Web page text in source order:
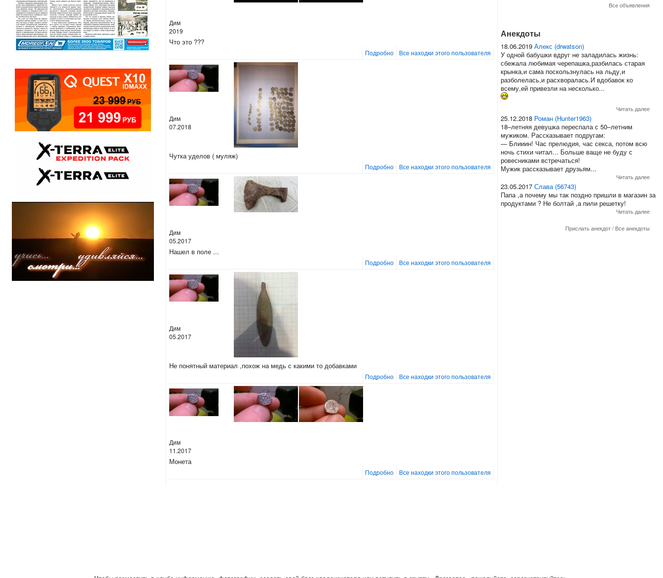
Дим
2019
Что это ???
Подробно Все находки этого пользователя
Дим
07.2018
Чутка уделов ( муляж)
Подробно Все находки этого пользователя
Дим
05.2017
Нашел в поле ...
Подробно Все находки этого пользователя
Дим
05.2017
Не понятный материал ,похож на медь с какими то добавками
Подробно Все находки этого пользователя
Дим
11.2017
Монета
Подробно Все находки этого пользователя
Все объявления
Анекдоты
18.06.2019 Алекс (drwatson)
У одной бабушки вдруг не заладилась жизнь:
сбежала любимая черепашка,разбилась старая
крынка,и сама поскользнулась на льду,и
разболелась,и расхворалась.И вдобавок ко
всему,ей привезли на несколько...
Читать далее
25.12.2018 Роман (Hunter1963)
18–летняя девушка переспала с 50–летним
мужиком. Рассказывает подругам:
— Блииин! Час прелюдия, час секса, потом всю
ночь стихи читал... Больше ваще не буду с
ровесниками встречаться!
Мужик рассказывает друзьям...
Читать далее
23.05.2017 Слава (56743)
Папа ,а почему мы так поздно пришли в магазин за
продуктами ? Не болтай ,а пили решетку!
Читать далее
Прислать анекдот/ Все анекдоты